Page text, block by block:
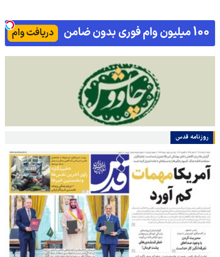
روزنامه قدس